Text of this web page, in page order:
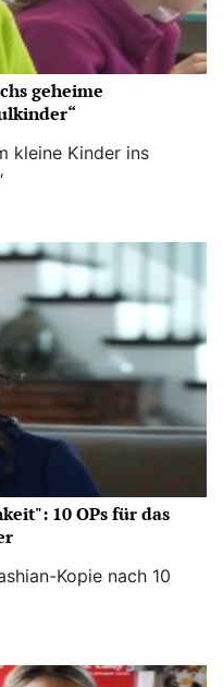
geheime
kleine Kinder ins
10 OPs für das
Kopie nach 10